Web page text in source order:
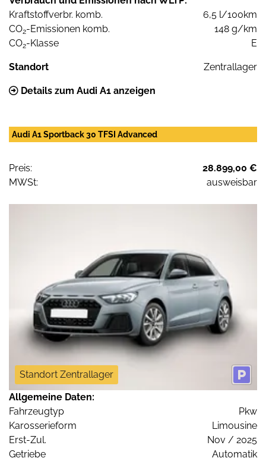
Kraftstoffverbr. komb.
6,5 l/100km
CO2-Emissionen komb.
148 g/km
CO2-Klasse E
Standort Zentrallager
Details zum Audi A1 anzeigen
Audi A1 Sportback 30 TFSI Advanced
Preis:
28.899,00 €
MWSt:
ausweisbar
Standort Zentrallager
Allgemeine Daten:
Fahrzeugtyp
Pkw
Karosserieform
Limousine
Erst-Zul.
Nov / 2025
Getriebe
Automatik